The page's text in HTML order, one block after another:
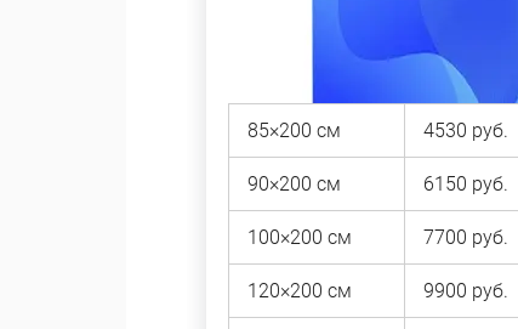
85×200 см 4530 руб.
90×200 см 6150 руб.
100×200 см 7700 руб.
120×200 см 9900 руб.